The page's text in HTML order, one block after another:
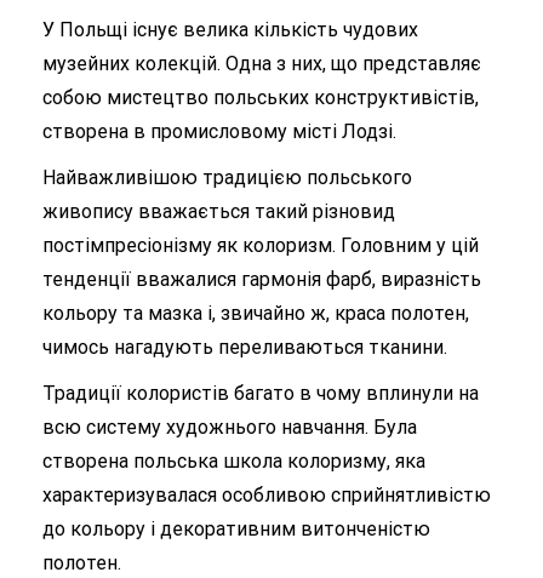
У Польщі існує велика кількість чудових
музейних колекцій. Одна з них, що представляє
собою мистецтво польських конструктивістів,
створена в промисловому місті Лодзі.
Найважливішою традицією польського
живопису вважається такий різновид
постімпресіонізму як колоризм. Головним у цій
тенденції вважалися гармонія фарб, виразність
кольору та мазка і, звичайно ж, краса полотен,
чимось нагадують переливаються тканини.
Традиції колористів багато в чому вплинули на
всю систему художнього навчання. Була
створена польська школа колоризму, яка
характеризувалася особливою сприйнятливістю
до кольору і декоративним витонченістю
полотен.